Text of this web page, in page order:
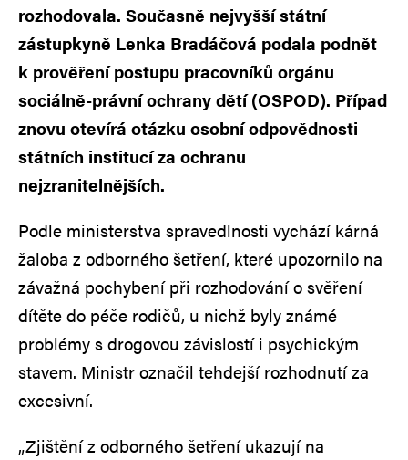
rozhodovala. Současně nejvyšší státní
zástupkyně Lenka Bradáčová podala podnět
k prověření postupu pracovníků orgánu
sociálně-právní ochrany dětí (OSPOD). Případ
znovu otevírá otázku osobní odpovědnosti
státních institucí za ochranu
nejzranitelnějších.
Podle ministerstva spravedlnosti vychází kárná
žaloba z odborného šetření, které upozornilo na
závažná pochybení při rozhodování o svěření
dítěte do péče rodičů, u nichž byly známé
problémy s drogovou závislostí i psychickým
stavem. Ministr označil tehdejší rozhodnutí za
excesivní.
„Zjištění z odborného šetření ukazují na